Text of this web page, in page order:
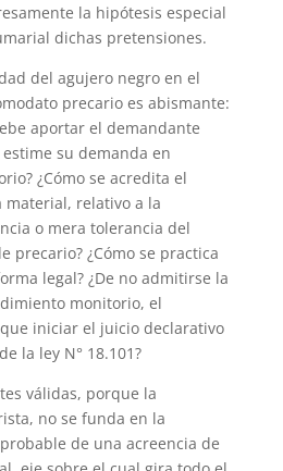
la hipótesis especial
dichas pretensiones.
del agujero negro en el
precario es abismante:
aportar el demandante
su demanda en
¿Cómo se acredita el
relativo a la
o mera tolerancia del
precario? ¿Cómo se practica
legal? ¿De no admitirse la
monitorio, el
iniciar el juicio declarativo
la ley N° 18.101?
válidas, porque la
no se funda en la
de una acreencia de